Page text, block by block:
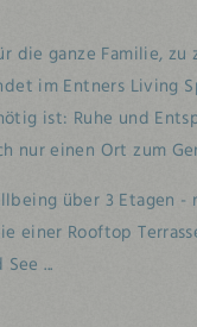
die ganze Familie,
im Entners Living
ist: Ruhe und
nur einen Ort zum
über 3 Etagen
einer Rooftop
...